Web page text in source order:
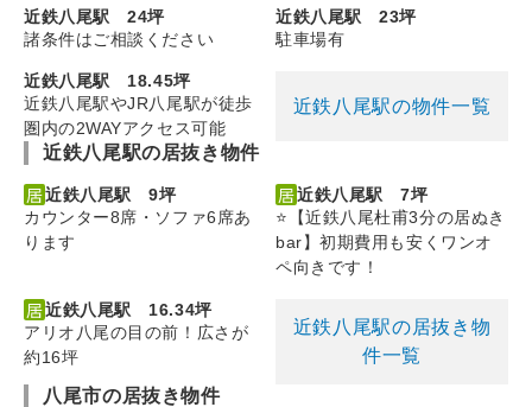
近鉄八尾駅 24坪
諸条件はご相談ください
近鉄八尾駅 23坪
駐車場有
近鉄八尾駅 18.45坪
近鉄八尾駅やJR八尾駅が徒歩
圏内の2WAYアクセス可能
近鉄八尾駅の物件一覧
近鉄八尾駅の居抜き物件
近鉄八尾駅 9坪
カウンター8席・ソファ6席あ
ります
近鉄八尾駅 7坪
⭐【近鉄八尾杜甫3分の居ぬき
bar】初期費用も安くワンオ
ペ向きです！
近鉄八尾駅 16.34坪
アリオ八尾の目の前！広さが
約16坪
近鉄八尾駅の居抜き物
件一覧
八尾市の居抜き物件